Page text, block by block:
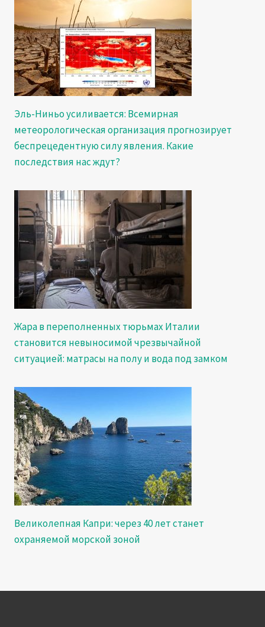
Эль-Ниньо усиливается: Всемирная
метеорологическая организация прогнозирует
беспрецедентную силу явления. Какие
последствия нас ждут?
Жара в переполненных тюрьмах Италии
становится невыносимой чрезвычайной
ситуацией: матрасы на полу и вода под замком
Великолепная Капри: через 40 лет станет
охраняемой морской зоной